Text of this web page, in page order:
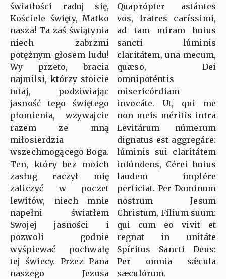
światłości raduj się,
Kościele święty, Matko
nasza! Ta zaś świątynia
niech zabrzmi
potężnym głosem ludu!
Wy przeto, bracia
najmilsi, którzy stoicie
tutaj, podziwiając
jasność tego świętego
płomienia, wzywajcie
razem ze mną
miłosierdzia
wszechmogącego Boga.
Ten, który bez moich
zasług raczył mię
zaliczyć w poczet
lewitów, niech mnie
napełni światłem
Swojej jasności i
pozwoli godnie
wyśpiewać pochwałę
tej świecy. Przez Pana
naszego Jezusa
Quaprópter astántes
vos, fratres caríssimi,
ad tam miram huius
sancti lúminis
claritátem, una mecum,
quæso, Dei
omnipoténtis
misericórdiam
invocáte. Ut, qui me
non meis méritis intra
Levitárum númerum
dignatus est aggregáre:
lúminis sui claritátem
infúndens, Cérei huius
laudem implére
perfíciat. Per Dominum
nostrum Jesum
Christum, Fílium suum:
qui cum eo vivit et
regnat in unitáte
Spíritus Sancti Deus:
Per omnia sǽcula
sæculórum.